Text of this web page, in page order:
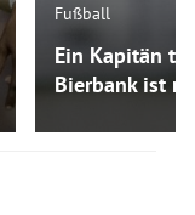
Fußball
Ein Kapitän
Bierbank ist